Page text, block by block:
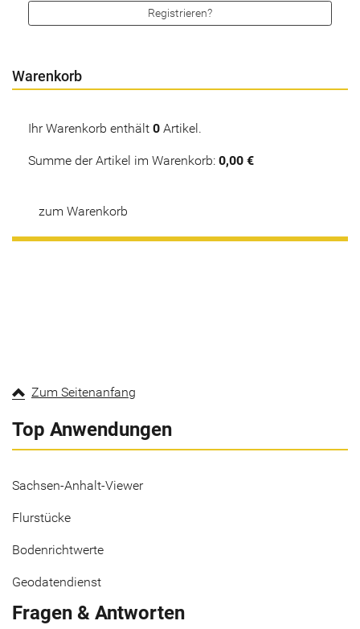
Registrieren?
Warenkorb
Ihr Warenkorb enthält 0 Artikel.
Summe der Artikel im Warenkorb: 0,00 €
zum Warenkorb
Zum Seitenanfang
Top Anwendungen
Sachsen-Anhalt-Viewer
Flurstücke
Bodenrichtwerte
Geodatendienst
Fragen & Antworten